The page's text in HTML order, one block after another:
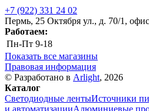
+7 (922) 331 24 02
Пермь, 25 Октября ул., д. 70/1,
Работаем:
Пн-Пт 9-18
Показать все магазины
Правовая информация
© Разработано в Arlight, 2026
Каталог
Светодиодные лентыИсточники
и автоматизацииАлюминиевые